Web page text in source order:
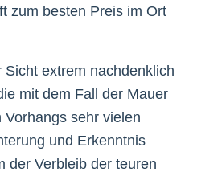
zum besten Preis im Ort
Sicht extrem nachdenklich
mit dem Fall der Mauer
Vorhangs sehr vielen
und Erkenntnis
der Verbleib der teuren